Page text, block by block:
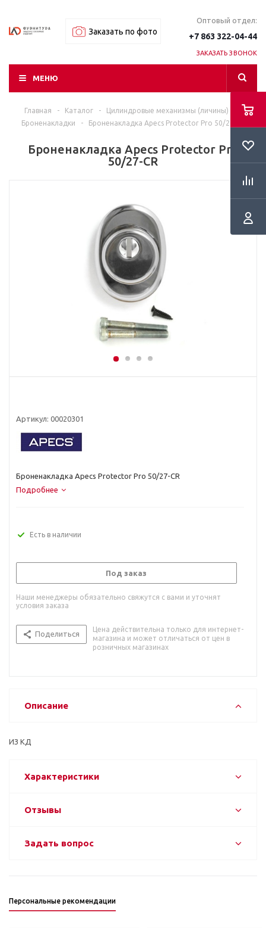
Заказать по фото
Оптовый отдел:
+7 863 322-04-44
ЗАКАЗАТЬ ЗВОНОК
МЕНЮ
Главная - Каталог - Цилиндровые механизмы (личины)
Броненакладки
- Броненакладка Apecs Protector Pro 50/27-CR
Броненакладка Apecs Protector Pro
50/27-CR
Артикул: 00020301
Броненакладка Apecs Protector Pro 50/27-CR
Подробнее
Есть в наличии
Под заказ
Наши менеджеры обязательно свяжутся с вами и уточнят
условия заказа
Поделиться
Цена действительна только для интернет-
магазина и может отличаться от цен в
розничных магазинах
Описание
ИЗ КД
Характеристики
Отзывы
Задать вопрос
Персональные рекомендации